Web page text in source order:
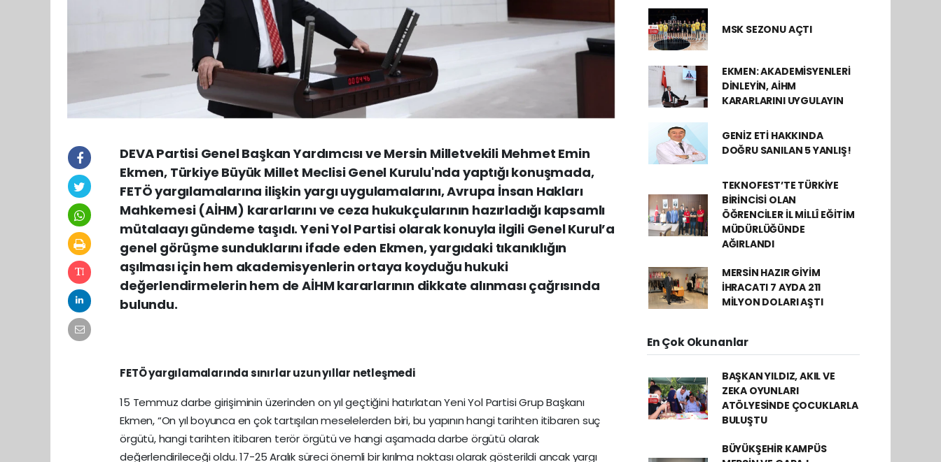
DEVA Partisi Genel Başkan Yardımcısı ve Mersin Milletvekili Mehmet Emin
Ekmen, Türkiye Büyük Millet Meclisi Genel Kurulu'nda yaptığı konuşmada,
FETÖ yargılamalarına ilişkin yargı uygulamalarını, Avrupa İnsan Hakları
Mahkemesi (AİHM) kararlarını ve ceza hukukçularının hazırladığı kapsamlı
mütalaayı gündeme taşıdı. Yeni Yol Partisi olarak konuyla ilgili Genel Kurul’a
genel görüşme sunduklarını ifade eden Ekmen, yargıdaki tıkanıklığın
aşılması için hem akademisyenlerin ortaya koyduğu hukuki
değerlendirmelerin hem de AİHM kararlarının dikkate alınması çağrısında
bulundu.
FETÖ yargılamalarında sınırlar uzun yıllar netleşmedi
15 Temmuz darbe girişiminin üzerinden on yıl geçtiğini hatırlatan Yeni Yol Partisi Grup Başkanı
Ekmen, “On yıl boyunca en çok tartışılan meselelerden biri, bu yapının hangi tarihten itibaren suç
örgütü, hangi tarihten itibaren terör örgütü ve hangi aşamada darbe örgütü olarak
değerlendirileceği oldu. 17-25 Aralık süreci önemli bir kırılma noktası olarak gösterildi ancak yargı
MSK SEZONU AÇTI
EKMEN: AKADEMİSYENLERİ
DİNLEYİN, AİHM
KARARLARINI UYGULAYIN
GENİZ ETİ HAKKINDA
DOĞRU SANILAN 5 YANLIŞ!
TEKNOFEST’TE TÜRKİYE
BİRİNCİSİ OLAN
ÖĞRENCİLER İL MİLLÎ EĞİTİM
MÜDÜRLÜĞÜNDE
AĞIRLANDI
MERSİN HAZIR GİYİM
İHRACATI 7 AYDA 211
MİLYON DOLARI AŞTI
En Çok Okunanlar
BAŞKAN YILDIZ, AKIL VE
ZEKA OYUNLARI
ATÖLYESİNDE ÇOCUKLARLA
BULUŞTU
BÜYÜKŞEHİR KAMPÜS